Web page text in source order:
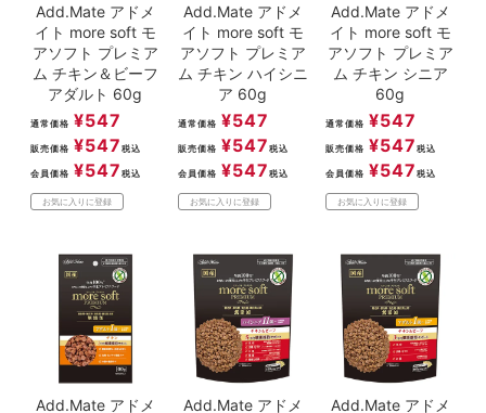
Add.Mate アドメ
イト more soft モ
アソフト プレミア
ム チキン＆ビーフ
アダルト 60g
通常価格 ¥547
販売価格 ¥547 税込
会員価格 ¥547 税込
お気に入りに登録
Add.Mate アドメ
イト more soft モ
アソフト プレミア
ム チキン ハイシニ
ア 60g
通常価格 ¥547
販売価格 ¥547 税込
会員価格 ¥547 税込
お気に入りに登録
Add.Mate アドメ
イト more soft モ
アソフト プレミア
ム チキン シニア
60g
通常価格 ¥547
販売価格 ¥547 税込
会員価格 ¥547 税込
お気に入りに登録
Add.Mate アドメ
Add.Mate アドメ
Add.Mate アドメ